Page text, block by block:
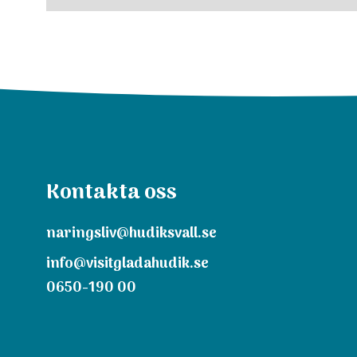
Kontakta oss
naringsliv@hudiksvall.se
info@visitgladahudik.se
0650-190 00